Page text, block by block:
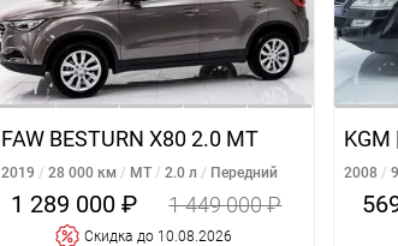
FAW BESTURN X80 2.0 MT
2019 28 000 км MT 2.0 л Передний
1 289 000 ₽ 1 449 000 ₽
Cкидка до 10.08.2026
2008